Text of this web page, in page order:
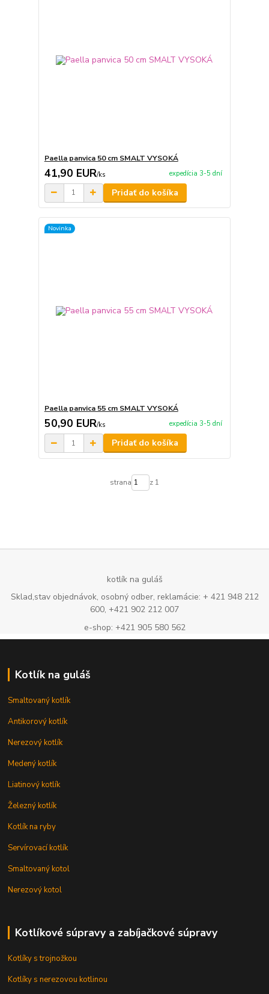
Paella panvica 50 cm SMALT VYSOKÁ
41,90 EUR/ks expedícia 3-5 dní
Pridať do košíka
Novinka
Paella panvica 55 cm SMALT VYSOKÁ
50,90 EUR/ks expedícia 3-5 dní
Pridať do košíka
strana z 1
kotlík na guláš
Sklad,stav objednávok, osobný odber, reklamácie: + 421 948 212
600, +421 902 212 007
e-shop: +421 905 580 562
Kotlík na guláš
Smaltovaný kotlík
Antikorový kotlík
Nerezový kotlík
Medený kotlík
Liatinový kotlík
Železný kotlík
Kotlík na ryby
Servírovací kotlík
Smaltovaný kotol
Nerezový kotol
Kotlíkové súpravy a zabíjačkové súpravy
Kotlíky s trojnožkou
Kotlíky s nerezovou kotlinou